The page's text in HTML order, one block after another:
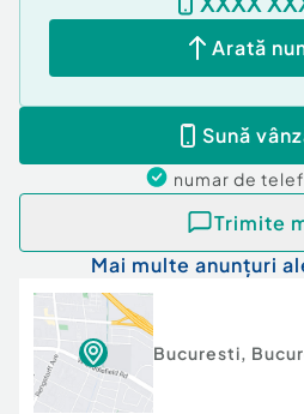
Arată
Sună
numar de
Trimite
Mai multe anunțuri
Bucuresti,